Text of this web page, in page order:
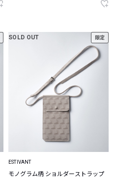
SOLD OUT 限定
ESTIVANT
モノグラム柄 ショルダーストラップ